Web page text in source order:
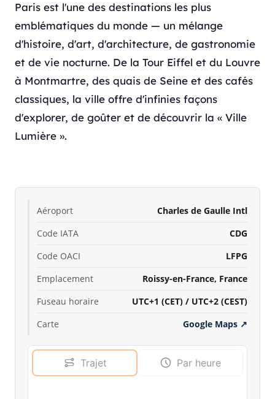
Paris est l'une des destinations les plus
emblématiques du monde — un mélange
d'histoire, d'art, d'architecture, de gastronomie
et de vie nocturne. De la Tour Eiffel et du Louvre
à Montmartre, des quais de Seine et des cafés
classiques, la ville offre d'infinies façons
d'explorer, de goûter et de découvrir la « Ville
Lumière ».
Aéroport
Charles de Gaulle Intl
Code IATA
CDG
Code OACI
LFPG
Emplacement
Roissy-en-France, France
Fuseau horaire
UTC+1 (CET) / UTC+2 (CEST)
Carte
Google Maps ↗